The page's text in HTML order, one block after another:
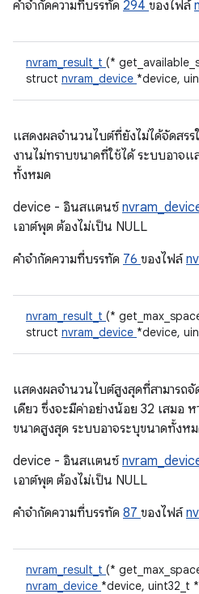
คําจํากัดความที่บรรทัด 294 ของไฟล์
nvram_result_t (*
struct nvram_device *device,
แสดงผลจำนวนไบต์ที่ยังไม่ได้จัดสรร
งานไม่ทราบขนาดที่ใช้ได้ ระบบอาจ
ทั้งหมด
device - อินสแตนซ์
เอาต์พุต ต้องไม่เป็น NULL
คําจํากัดความที่บรรทัด 76 ของไฟล์
nvram_result_t (*
struct nvram_device *device,
แสดงผลจํานวนไบต์สูงสุดที่สามารถ
เดียว ซึ่งจะมีค่าอย่างน้อย 32 เสมอ
ขนาดสูงสุด ระบบอาจระบุขนาดทั้งห
device - อินสแตนซ์
เอาต์พุต ต้องไม่เป็น NULL
คําจํากัดความที่บรรทัด 87 ของไฟล์
nvram_result_t (*
nvram_device *device, uint32_t